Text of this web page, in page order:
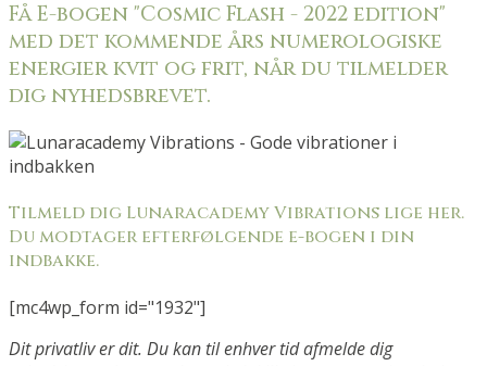
Få E-bogen "Cosmic Flash - 2022 edition"
med det kommende års numerologiske
energier kvit og frit, når du tilmelder
dig nyhedsbrevet.
Tilmeld dig Lunaracademy Vibrations lige her.
Du modtager efterfølgende e-bogen i din
indbakke.
[mc4wp_form id="1932"]
Dit privatliv er dit. Du kan til enhver tid afmelde dig